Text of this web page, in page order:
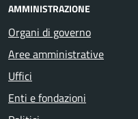
AMMINISTRAZIONE
Organi di governo
Aree amministrative
Uffici
Enti e fondazioni